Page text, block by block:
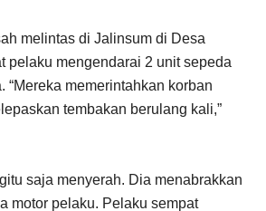
melintas di Jalinsum di Desa
pelaku mengendarai 2 unit sepeda
“Mereka memerintahkan korban
tembakan berulang kali,”
saja menyerah. Dia menabrakkan
motor pelaku. Pelaku sempat